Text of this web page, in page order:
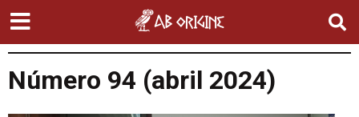
Número 94 (abril 2024)